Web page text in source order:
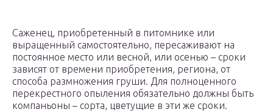
Саженец, приобретенный в питомнике или
выращенный самостоятельно, пересаживают на
постоянное место или весной, или осенью – сроки
зависят от времени приобретения, региона, от
способа размножения груши. Для полноценного
перекрестного опыления обязательно должны быть
компаньоны – сорта, цветущие в эти же сроки.